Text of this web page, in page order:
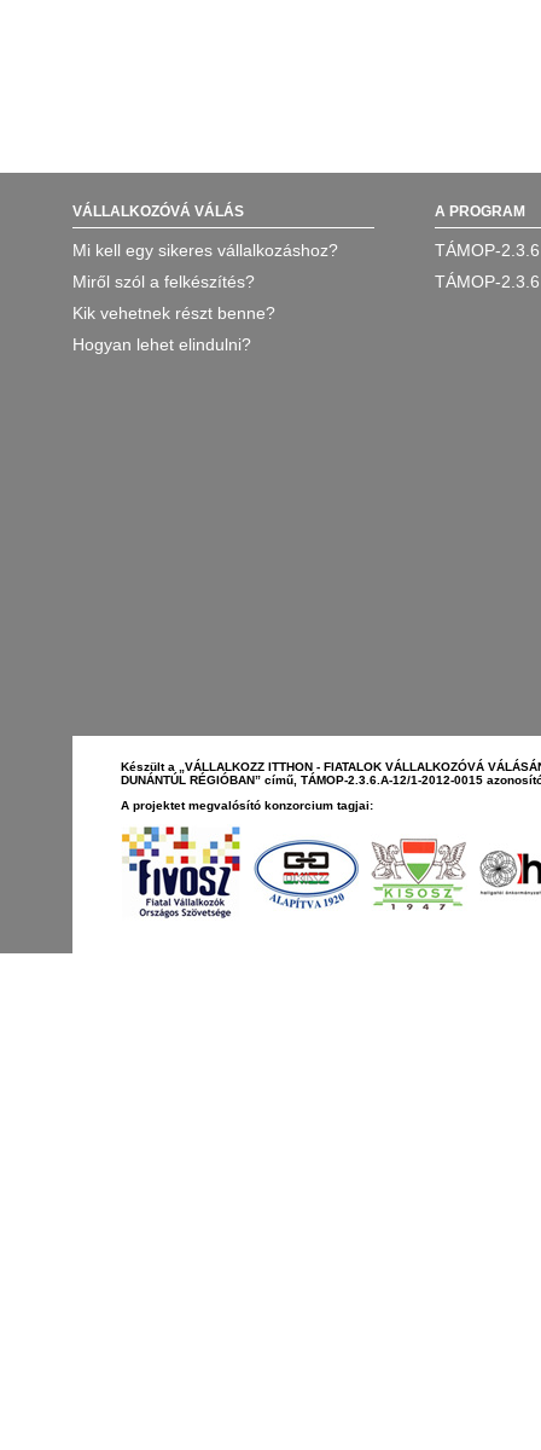
VÁLLALKOZÓVÁ VÁLÁS
Mi kell egy sikeres vállalkozáshoz?
Miről szól a felkészítés?
Kik vehetnek részt benne?
Hogyan lehet elindulni?
A PROGRAM
TÁMOP-
TÁMOP-
Készült a „VÁLLALKOZZ ITTHON - FIATALOK VÁLLALKOZÓVÁ
DUNÁNTÚL RÉGIÓBAN” című, TÁMOP-2.3.6.A-12/1-2012-0015
A projektet megvalósító konzorcium tagjai: